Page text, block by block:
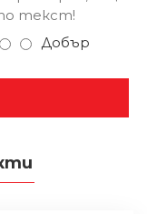
текст!
Добър